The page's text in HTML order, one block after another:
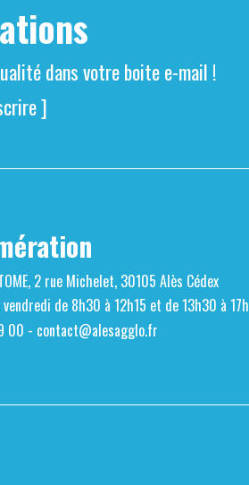
dans votre boite e-mail !
]
2 rue Michelet, 30105 Alès Cédex
de 8h30 à 12h15 et de 13h30 à 17h
00 - contact@alesagglo.fr